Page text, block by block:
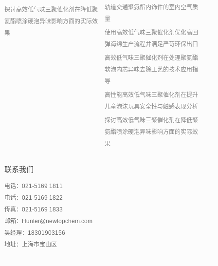
探讨高效低气味三聚催化剂在降低聚
氨酯喷涂硬泡异味影响方面的实际效
果
轨道交通聚氨酯内饰件的室内空气质
量
使用高效低气味三聚催化剂优化高回
弹海绵生产流程并满足严苛环保出口
高效低气味三聚催化剂在处理聚氨酯
软泡内芯异味去除工艺的技术应用指
导
高性能高效低气味三聚催化剂在提升
儿童泡沫玩具安全性与触感表现分析
探讨高效低气味三聚催化剂在降低聚
氨酯喷涂硬泡异味影响方面的实际效
果
联系我们
电话：021-5169 1811
电话：021-5169 1822
传真：021-5169 1833
邮箱：Hunter@newtopchem.com
吴经理：18301903156
地址：上海市宝山区